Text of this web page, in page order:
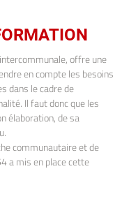
offre une
en compte les besoins
dans le cadre de
Il faut donc que les
élaboration, de sa
communautaire et de
a mis en place cette